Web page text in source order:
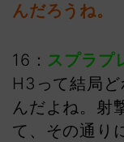
んだろうね。
16： スプラプ
H3って結局
んだよね。射
て、その通り